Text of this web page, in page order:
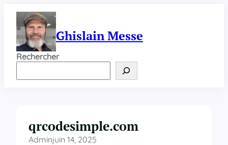
contenu
Ghislain Messe
Rechercher
qrcodesimple.com
Adminjuin 14, 2025